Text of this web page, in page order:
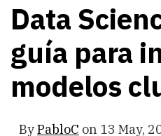
Data
guía para
modelos
ByPabloC on 13 May,